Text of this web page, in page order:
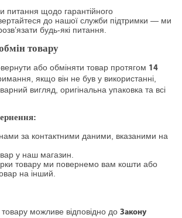
питання щодо гарантійного
до нашої служби підтримки — ми
будь-які питання.
товару
або обміняти товар протягом 14
якщо він не був у використанні,
вигляд, оригінальна упаковка та всі
нами за контактними даними, вказаними на
у наш магазин.
товару ми повернемо вам кошти або
на інший.
можливе відповідно до Закону